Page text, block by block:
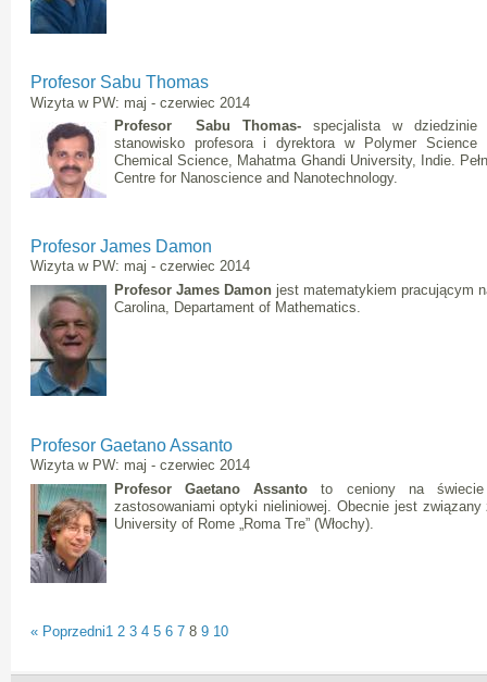
Profesor Sabu Thomas
Wizyta w PW: maj - czerwiec 2014
Profesor Sabu Thomas- specjalista w dziedzinie
stanowisko profesora i dyrektora w Polymer Science
Chemical Science, Mahatma Ghandi University, Indie.
Centre for Nanoscience and Nanotechnology.
Profesor James Damon
Wizyta w PW: maj - czerwiec 2014
Profesor James Damonjest matematykiem pracującym
Carolina, Departament of Mathematics.
Profesor Gaetano Assanto
Wizyta w PW: maj - czerwiec 2014
Profesor Gaetano Assanto to ceniony na świecie
zastosowaniami optyki nieliniowej. Obecnie jest
University of Rome „Roma Tre” (Włochy).
« Poprzedni1 2 3 4 5 6 7 8 9 10